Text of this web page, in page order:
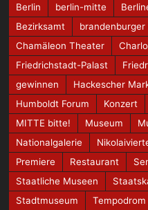
Berlin
berlin-mitte
Bezirksamt
brandenburger
Chamäleon Theater
Friedrichstadt-Palast
gewinnen
Hackescher
Humboldt Forum
Konzert
MITTE bitte!
Museum
Nationalgalerie
Premiere
Restaurant
Staatliche Museen
Stadtmuseum
Tempodrom